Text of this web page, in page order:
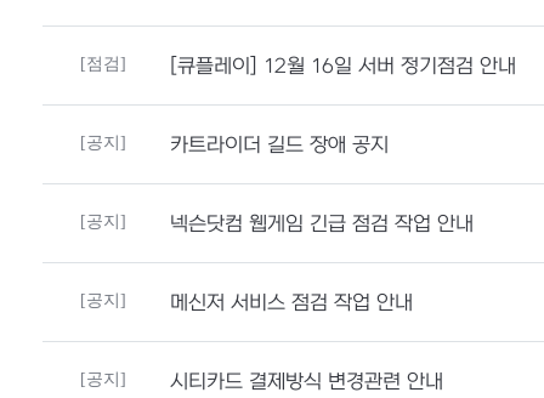
[점검] [큐플레이] 12월 16일 서버 정기점검 안내
[공지] 카트라이더 길드 장애 공지
[공지] 넥슨닷컴 웹게임 긴급 점검 작업 안내
[공지] 메신저 서비스 점검 작업 안내
[공지] 시티카드 결제방식 변경관련 안내